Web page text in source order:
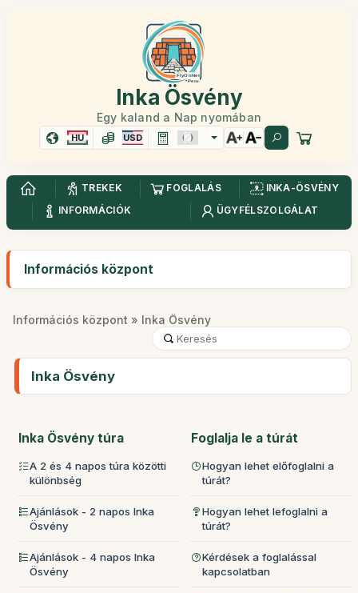
Inka Ösvény
Egy kaland a Nap nyomában
HU USD
TREKEK FOGLALÁS
INKA-ÖSVÉNY
INFORMÁCIÓK
ÜGYFÉLSZOLGÁLAT
Információs központ
Információs központ » Inka Ösvény
Inka Ösvény
Inka Ösvény túra
A 2 és 4 napos túra közötti
különbség
Ajánlások - 2 napos Inka
Ösvény
Ajánlások - 4 napos Inka
Ösvény
Foglalja le a túrát
Hogyan lehet előfoglalni a
túrát?
Hogyan lehet lefoglalni a
túrát?
Kérdések a foglalással
kapcsolatban